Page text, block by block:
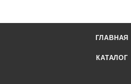
Допустимая погрешность ± 0,1 мл
ГЛАВНАЯ
КАТАЛОГ